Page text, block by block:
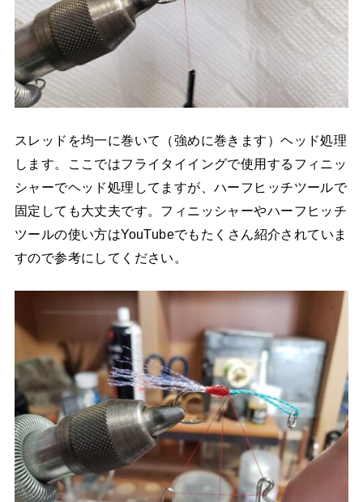
スレッドを均一に巻いて（強めに巻きます）ヘッド処理
します。ここではフライタイイングで使用するフィニッ
シャーでヘッド処理してますが、ハーフヒッチツールで
固定しても大丈夫です。フィニッシャーやハーフヒッチ
ツールの使い方はYouTubeでもたくさん紹介されていま
すので参考にしてください。